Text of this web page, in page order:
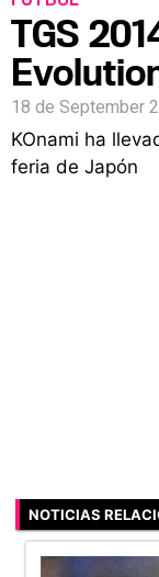
TGS
18 de September
KOnami ha
feria de Japón
NOTICIAS